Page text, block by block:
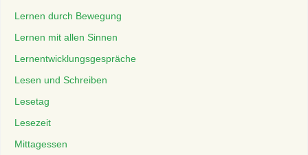
Lernen durch Bewegung
Lernen mit allen Sinnen
Lernentwicklungsgespräche
Lesen und Schreiben
Lesetag
Lesezeit
Mittagessen